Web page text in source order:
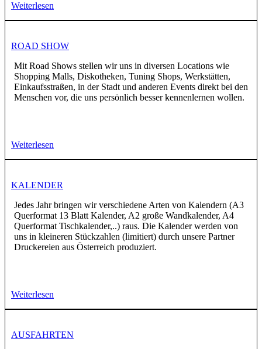
Weiterlesen
ROAD SHOW
Mit Road Shows stellen wir uns in diversen Locations wie
Shopping Malls, Diskotheken, Tuning Shops, Werkstätten,
Einkaufsstraßen, in der Stadt und anderen Events direkt bei den
Menschen vor, die uns persönlich besser kennenlernen wollen.
Weiterlesen
KALENDER
Jedes Jahr bringen wir verschiedene Arten von Kalendern (A3
Querformat 13 Blatt Kalender, A2 große Wandkalender, A4
Querformat Tischkalender,..) raus. Die Kalender werden von
uns in kleineren Stückzahlen (limitiert) durch unsere Partner
Druckereien aus Österreich produziert.
Weiterlesen
AUSFAHRTEN